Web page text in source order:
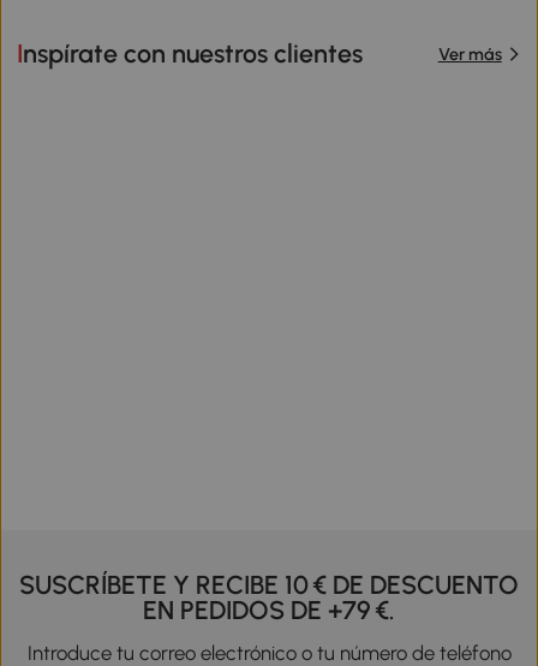
Inspírate con nuestros clientes Ver más
SUSCRÍBETE Y RECIBE 10 € DE DESCUENTO
EN PEDIDOS DE +79 €.
Introduce tu correo electrónico o tu número de teléfono